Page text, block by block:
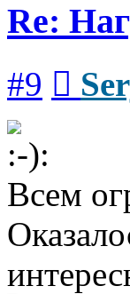
Re:
#9
Всем